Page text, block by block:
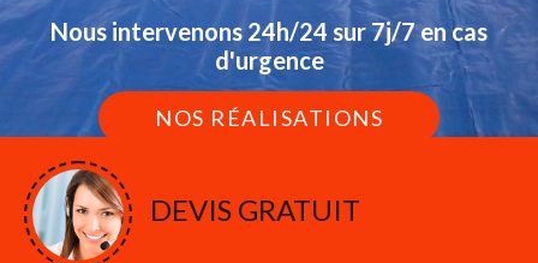
Nous intervenons 24h/24 sur 7j/7 en cas
d'urgence
NOS RÉALISATIONS
DEVIS GRATUIT